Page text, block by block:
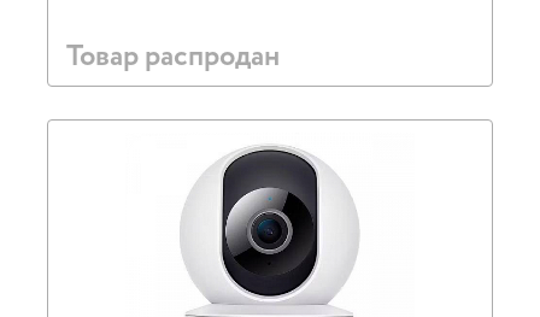
Товар распродан